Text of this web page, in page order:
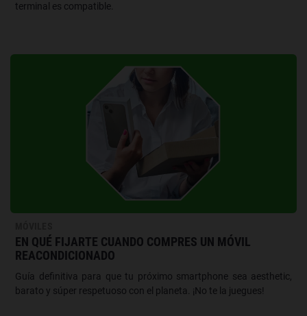
terminal es compatible.
EN QUÉ FIJARTE CUANDO COMPRES UN MÓVIL
REACONDICIONADO
Guía definitiva para que tu próximo smartphone sea aesthetic,
barato y súper respetuoso con el planeta. ¡No te la juegues!